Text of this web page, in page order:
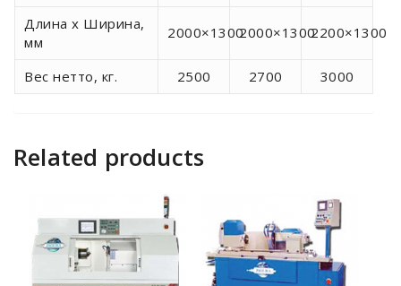
Длина х Ширина,
мм
2000×13002000×13002200×1300
Вес нетто, кг. 2500 2700 3000
Related products